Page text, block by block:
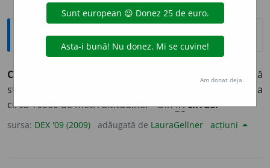
Explicative DEX
C
Tip de nori rarefiați și izolați, de culoare albă
strălucitoare, alcătuiți din cristale de gheață, situați la
circa 10000 de metri altitudine. – Dinfr.cirrus.
sursa: DEX '09 (2009) adăugată de LauraGellner acțiuni
Am donat deja.